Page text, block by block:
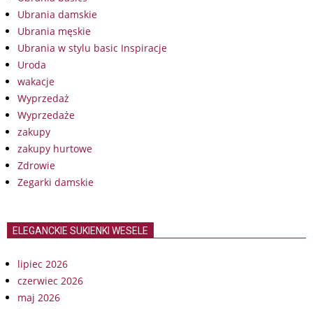
Ubrania damskie
Ubrania męskie
Ubrania w stylu basic Inspiracje
Uroda
wakacje
Wyprzedaż
Wyprzedaże
zakupy
zakupy hurtowe
Zdrowie
Zegarki damskie
ELEGANCKIE SUKIENKI WESELE
lipiec 2026
czerwiec 2026
maj 2026